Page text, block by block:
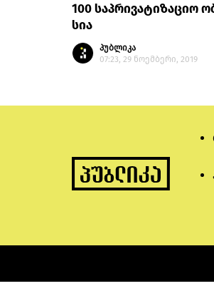
100 საპრივატიზაციო
სია
პუბლიკა
07:23, 29 ნოემბერი, 2019